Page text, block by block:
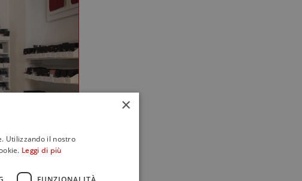
×
Utilizzando il nostro
Leggi di più